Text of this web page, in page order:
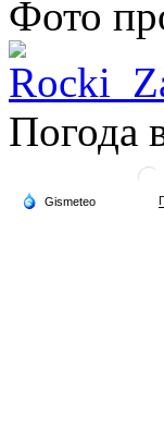
Фото
Погода